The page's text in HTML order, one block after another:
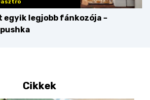
egyik legjobb fánkozója –
Cikkek